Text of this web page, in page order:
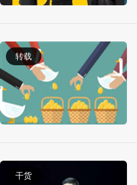
转载
干货